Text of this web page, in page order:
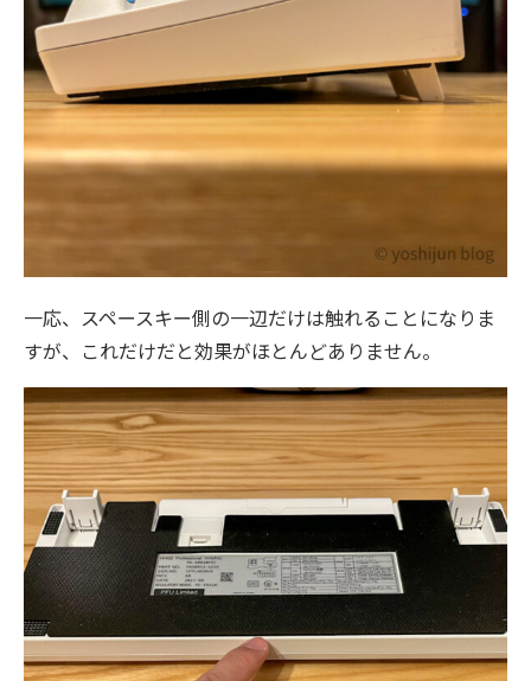
一応、スペースキー側の一辺だけは触れることになりま
すが、これだけだと効果がほとんどありません。